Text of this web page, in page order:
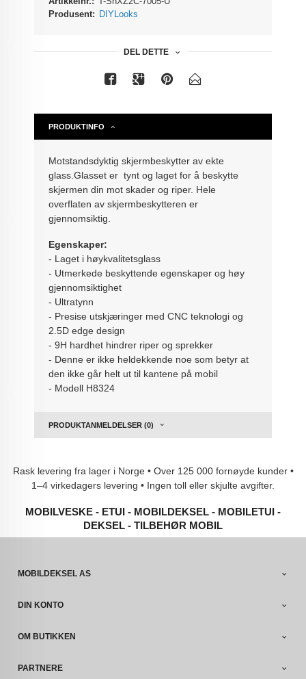
Produsent: DIYLooks
DEL DETTE
PRODUKTINFO
Motstandsdyktig skjermbeskytter av ekte
glass.Glasset er tynt og laget for å beskytte
skjermen din mot skader og riper. Hele
overflaten av skjermbeskytteren er
gjennomsiktig.
Egenskaper:
- Laget i høykvalitetsglass
- Utmerkede beskyttende egenskaper og høy
gjennomsiktighet
- Ultratynn
- Presise utskjæringer med CNC teknologi og
2.5D edge design
- 9H hardhet hindrer riper og sprekker
- Denne er ikke heldekkende noe som betyr at
den ikke går helt ut til kantene på mobil
- Modell H8324
PRODUKTANMELDELSER (0)
Rask levering fra lager i Norge • Over 125 000 fornøyde kunder •
1–4 virkedagers levering • Ingen toll eller skjulte avgifter.
MOBILVESKE - ETUI - MOBILDEKSEL - MOBILETUI -
DEKSEL - TILBEHØR MOBIL
MOBILDEKSEL AS
DIN KONTO
OM BUTIKKEN
PARTNERE